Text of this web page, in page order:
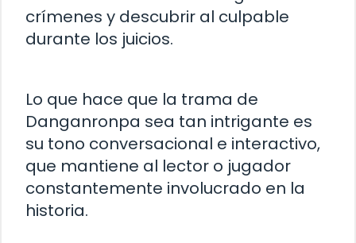
crímenes y descubrir al culpable
durante los juicios.
Lo que hace que la trama de
Danganronpa sea tan intrigante es
su tono conversacional e interactivo,
que mantiene al lector o jugador
constantemente involucrado en la
historia.